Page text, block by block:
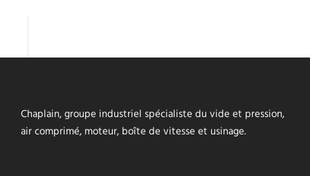
Chaplain, groupe industriel spécialiste du vide et pression,
air comprimé, moteur, boîte de vitesse et usinage.